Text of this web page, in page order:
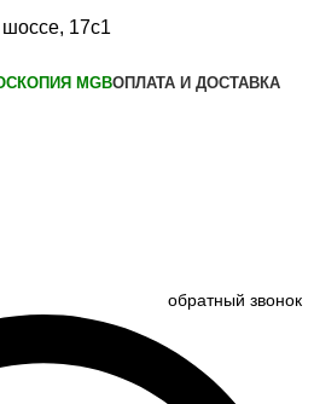
17с1
MGBОПЛАТА И ДОСТАВКА
обратный звонок